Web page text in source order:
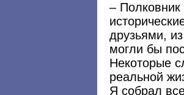
– Полковник
друзьями,
могли бы
Некоторые
реальной
Я собрал